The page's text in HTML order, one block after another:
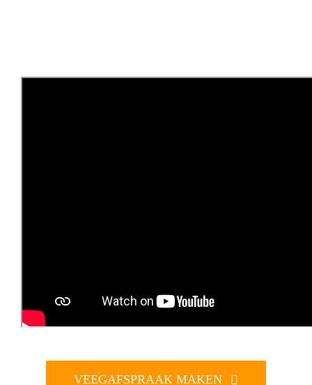
VEEGAFSPRAAK MAKEN